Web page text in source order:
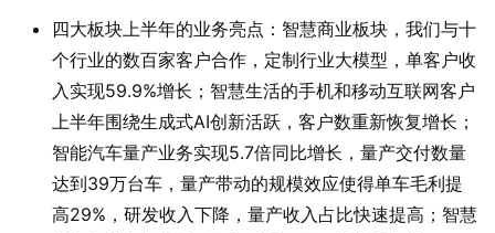
四大板块上半年的业务亮点：智慧商业板块，我们与十
个行业的数百家客户合作，定制行业大模型，单客户收
入实现59.9%增长；智慧生活的手机和移动互联网客户
上半年围绕生成式AI创新活跃，客户数重新恢复增长；
智能汽车量产业务实现5.7倍同比增长，量产交付数量
达到39万台车，量产带动的规模效应使得单车毛利提
高29%，研发收入下降，量产收入占比快速提高；智慧